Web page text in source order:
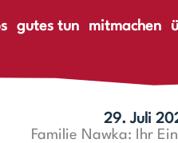
gutes tun mitmachen
29. Juli
Familie Nawka: Ihr